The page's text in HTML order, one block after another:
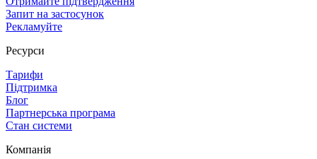
Запит на застосунок
Рекламуйте
Ресурси
Тарифи
Підтримка
Блог
Партнерська програма
Стан системи
Компанія